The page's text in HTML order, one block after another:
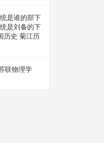
是谁的部下
统是刘备的下
历史 菊江历
联物理学